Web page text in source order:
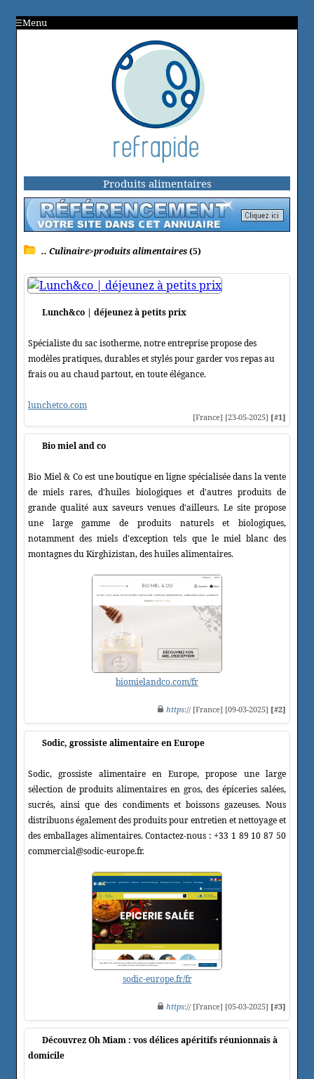
Menu
Produits alimentaires
.. Culinaire>produits alimentaires(5)
Lunch&co | déjeunez à petits prix
Spécialiste du sac isotherme, notre entreprise propose des
modèles pratiques, durables et stylés pour garder vos repas au
frais ou au chaud partout, en toute élégance.
lunchetco.com
[France] [23-05-2025] [#1]
Bio miel and co
Bio Miel & Co est une boutique en ligne spécialisée dans la vente
de miels rares, d'huiles biologiques et d'autres produits de
grande qualité aux saveurs venues d'ailleurs. Le site propose
une large gamme de produits naturels et biologiques,
notamment des miels d'exception tels que le miel blanc des
montagnes du Kirghizistan, des huiles alimentaires.
biomielandco.com/fr
https:// [France] [09-03-2025] [#2]
Sodic, grossiste alimentaire en Europe
Sodic, grossiste alimentaire en Europe, propose une large
sélection de produits alimentaires en gros, des épiceries salées,
sucrés, ainsi que des condiments et boissons gazeuses. Nous
distribuons également des produits pour entretien et nettoyage et
des emballages alimentaires. Contactez-nous : +33 1 89 10 87 50
commercial@sodic-europe.fr.
sodic-europe.fr/fr
https:// [France] [05-03-2025] [#3]
Découvrez Oh Miam : vos délices apéritifs réunionnais à
domicile